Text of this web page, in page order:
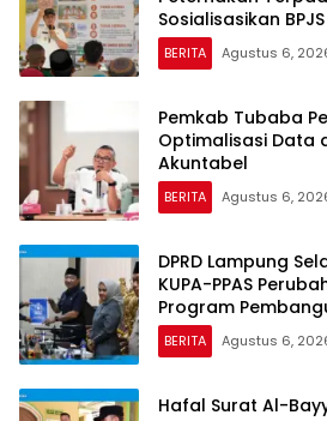
Sosialisasikan
BERITA Agustus 6,
Pemkab Tubaba
Optimalisasi Data
Akuntabel
BERITA Agustus 6,
DPRD Lampung
KUPA-PPAS
Program
BERITA Agustus 6,
Hafal Surat Al-